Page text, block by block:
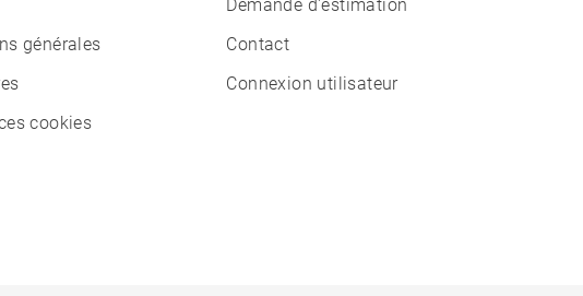
générales
cookies
Demande d'estimation
Contact
Connexion utilisateur